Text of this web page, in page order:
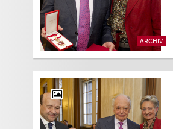
ARCHIV